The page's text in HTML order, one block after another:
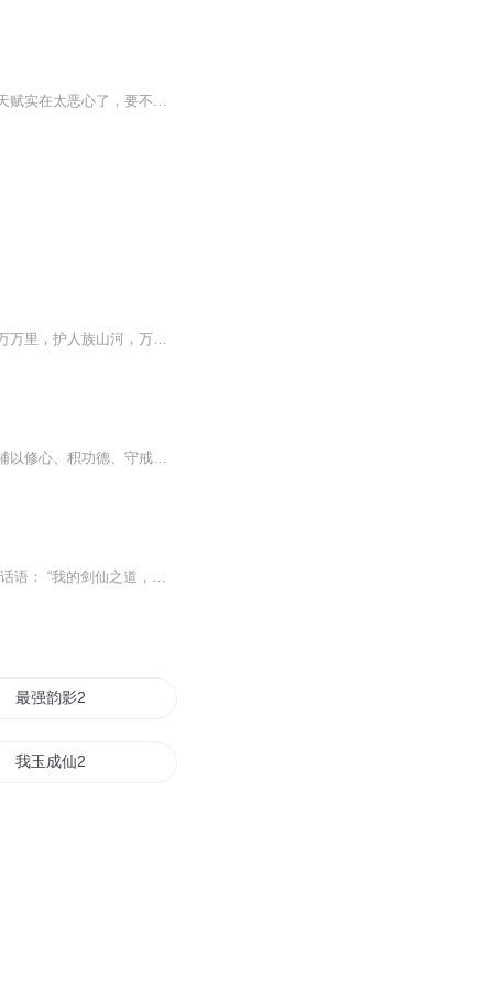
【作品简介】尼玛，又输给泥轰的那个一晚二次郎了！狗蛋你也输了！？他那个千锤百炼的天赋实在太恶心了，要不然就他那技术，老子爆他几条街的翔！日啊！圣殿实在是what－a－fuck－game！鬼知道副职第一的奖励竟然会让一个人PK上一个档次！素质！注意素质！...
【强烈推荐】前世，人族气运被夺，他沦为任人宰割的蝼蚁。今世，他重生一场，剑气横扫万万里，护人族山河，万世不朽！【内容简介】天地无极逆阴阳，乱天动地镇边荒，仗戟九尺闯三界，登天问道屠仙魔。盘古开天，女娲补天，仙界掌控苍生。浩瀚天威之下，试问谁敢逆天而上。一位天外来客，一道远古传承。终将劈开这天，让一切真相还原天地。【主播/作者简介】作者：道主主播：三界僧，声音浑厚有力，在各大网络平台参与录制多部有声小说、多人剧、广播剧，代表作《踏天道尊》《大小姐的贴身兵王》。
《天道经》是星道子所著，含弘法部、实修部、密部，核心为长生绝、神胎绝等修行功法，辅以修心、积功德、守戒律等要义。 功法强调吸收天地元气，炼化凝结道丹或灵珠，逐步提升境界以脱离轮回。修行需兼顾修心、行善，遵守戒律，注重功德积累。书中还收录修...
他是修仙界中唯一的剑修者，他一生都在修炼剑仙之道！ 临死前，他只留下一句震撼世人的话语： “我的剑仙之道，从未有过逃跑，我要让这剑，只有锋芒。” 当他再次睁开眼眸，世界全变了！ 他重修剑仙之道，剑诛
最强韵影2
我玉成仙2